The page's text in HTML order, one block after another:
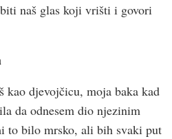
naš glas koji vrišti i govori
kao djevojčicu, moja baka kad
da odnesem dio njezinim
to bilo mrsko, ali bih svaki put